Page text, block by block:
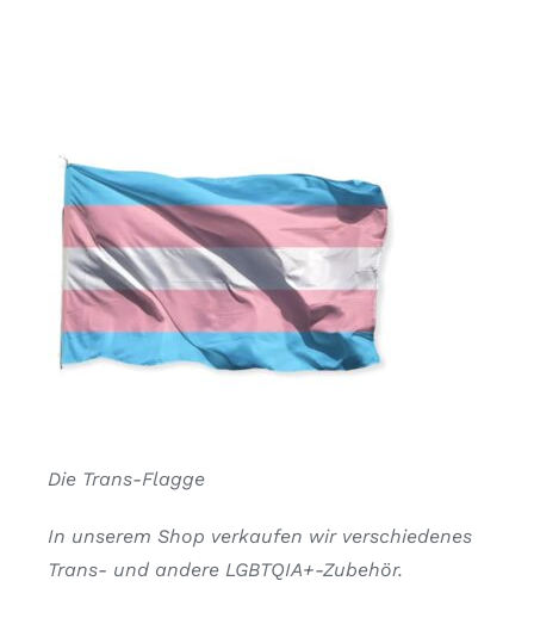
Die Trans-Flagge
In unserem Shop verkaufen wir verschiedenes
Trans- und andere LGBTQIA+-Zubehör.